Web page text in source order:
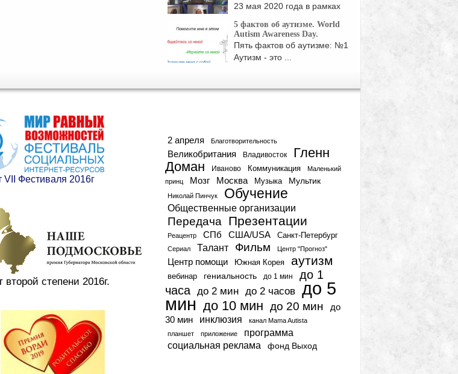
23 мая 2020 года в рамках
5 фактов об аутизме. World
Autism Awareness Day.
Пять фактов об аутизме: №1
Аутизм - это ...
VII Фестиваля 2016г
второй степени 2016г.
2 апреля Благотворительность
Великобритания Владивосток
Гленн
Доман
Иваново Коммуникация
Маленький
принц
Мозг Москва Музыка Мультик
Николай Пинчук Обучение
Общественные организации
Передача Презентации
Реацентр СПб США/USA Санкт-Петербург
Сериал Талант Фильм Центр "Прогноз"
Центр помощи Южная Корея аутизм
вебинар гениальность до 1 мин
до 1
часа
до 2 мин до 2 часов до 5
мин до 10 мин до 20 мин
до
30 мин
инклюзия
канал Mama Autista
планшет
приложение программа
социальная реклама фонд Выход